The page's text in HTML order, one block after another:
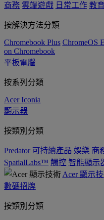
商務 雲端遊戲 日常工作 教育
按解決方法分類
Chromebook Plus ChromeOS
on Chromebook
平板電腦
按系列分類
Acer Iconia
顯示器
按類別分類
Predator 可持續產品 娛樂 商
SpatialLabs™ 觸控 智能顯示
Acer 顯示
數碼招牌
按類別分類